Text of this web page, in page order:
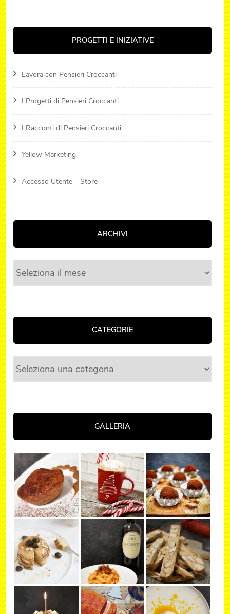
PROGETTI E INIZIATIVE
Lavora con Pensieri Croccanti
I Progetti di Pensieri Croccanti
I Racconti di Pensieri Croccanti
Yellow Marketing
Accesso Utente – Store
ARCHIVI
Archivi
CATEGORIE
Categorie
GALLERIA